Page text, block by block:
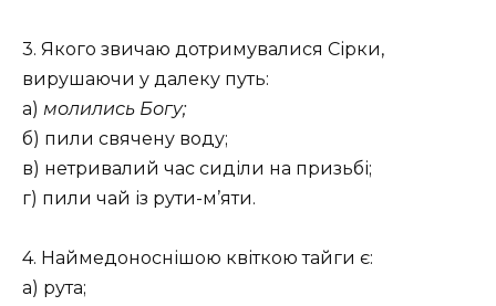
3. Якого звичаю дотримувалися Сірки,
вирушаючи у далеку путь:
а) молились Богу;
б) пили свячену воду;
в) нетривалий час сиділи на призьбі;
г) пили чай із рути-м’яти.
4. Наймедоноснішою квіткою тайги є:
а) рута;